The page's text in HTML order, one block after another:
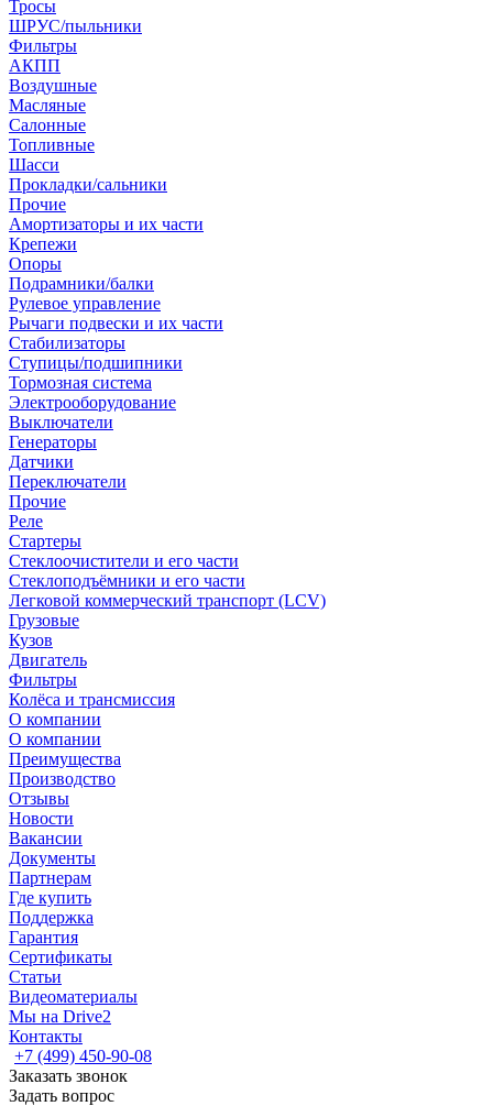
Тросы
ШРУС/пыльники
Фильтры
АКПП
Воздушные
Масляные
Салонные
Топливные
Шасси
Прокладки/сальники
Прочие
Амортизаторы и их части
Крепежи
Опоры
Подрамники/балки
Рулевое управление
Рычаги подвески и их части
Стабилизаторы
Ступицы/подшипники
Тормозная система
Электрооборудование
Выключатели
Генераторы
Датчики
Переключатели
Прочие
Реле
Стартеры
Стеклоочистители и его части
Стеклоподъёмники и его части
Легковой коммерческий транспорт (LCV)
Грузовые
Кузов
Двигатель
Фильтры
Колёса и трансмиссия
О компании
О компании
Преимущества
Производство
Отзывы
Новости
Вакансии
Документы
Партнерам
Где купить
Поддержка
Гарантия
Сертификаты
Статьи
Видеоматериалы
Мы на Drive2
Контакты
+7 (499) 450-90-08
Заказать звонок
Задать вопрос